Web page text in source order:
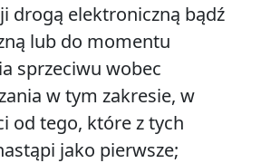
drogą elektroniczną bądź
lub do momentu
sprzeciwu wobec
w tym zakresie, w
od tego, które z tych
jako pierwsze;